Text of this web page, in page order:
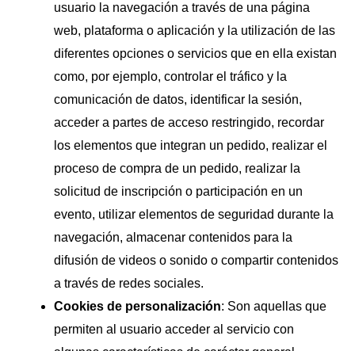
usuario la navegación a través de una página
web, plataforma o aplicación y la utilización de las
diferentes opciones o servicios que en ella existan
como, por ejemplo, controlar el tráfico y la
comunicación de datos, identificar la sesión,
acceder a partes de acceso restringido, recordar
los elementos que integran un pedido, realizar el
proceso de compra de un pedido, realizar la
solicitud de inscripción o participación en un
evento, utilizar elementos de seguridad durante la
navegación, almacenar contenidos para la
difusión de videos o sonido o compartir contenidos
a través de redes sociales.
Cookies de personalización: Son aquellas que
permiten al usuario acceder al servicio con